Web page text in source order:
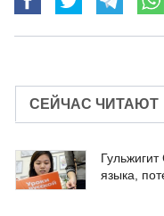
СЕЙЧАС ЧИТАЮТ
языка,